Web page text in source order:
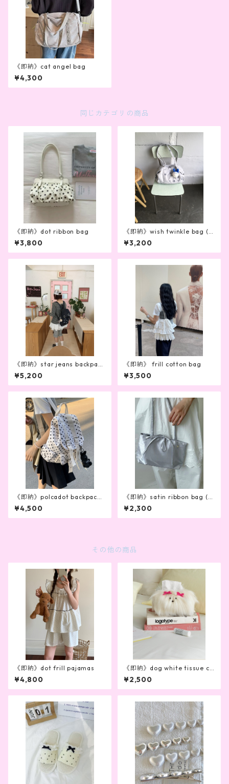
《即納》cat angel bag
¥4,300
同じカテゴリの商品
《即納》dot ribbon bag
¥3,800
《即納》wish twinkle bag (g
ray)
¥3,200
《即納》star jeans backpack
(2color)
¥5,200
《即納》 frill cotton bag
¥3,500
《即納》polcadot backpack
（2color）
¥4,500
《即納》satin ribbon bag (2
color)
¥2,300
その他の商品
《即納》dot frill pajamas
¥4,800
《即納》dog white tissue ca
se
¥2,500